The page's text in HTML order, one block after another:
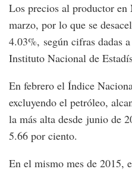
Los precios al productor
marzo, por lo que se
4.03%, según cifras dadas
Instituto Nacional de
En febrero el Índice
excluyendo el petróleo,
la más alta desde junio de
5.66 por ciento.
En el mismo mes de 2015,